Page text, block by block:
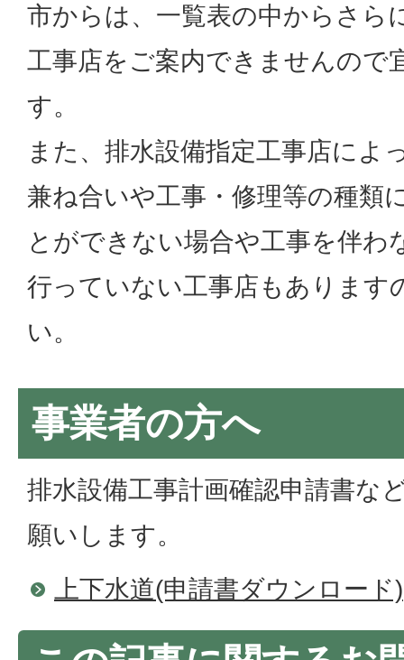
市からは、一覧表の中からさら
工事店をご案内できませんので
す。
また、排水設備指定工事店によ
兼ね合いや工事・修理等の種類
とができない場合や工事を伴わ
行っていない工事店もあります
い。
事業者の方へ
排水設備工事計画確認申請書な
願いします。
上下水道(申請書ダウンロード)